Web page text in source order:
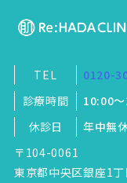
TEL
0120-
診療時間
10:00
休診日
年中無
〒104-0061
東京都中央区銀座1